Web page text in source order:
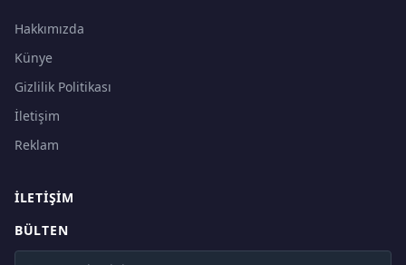
Hakkımızda
Künye
Gizlilik Politikası
İletişim
Reklam
İLETIŞIM
BÜLTEN